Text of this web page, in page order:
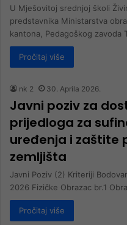
U Mješovitoj srednjoj školi
predstavnika Ministarstva
kantona, Pedagoškog zavoda
Pročitaj više
nk 2 30. Aprila 2026.
Javni poziv za
prijedloga za
uređenja i zaštite
zemljišta
Javni Poziv (2) Kriteriji
2026 Fizičke Obrazac br.1
Pročitaj više